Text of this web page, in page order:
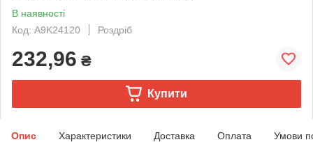
В наявності
Код: A9K24120
Роздріб
232,96 ₴
Купити
Опис Характеристики Доставка Оплата Умови